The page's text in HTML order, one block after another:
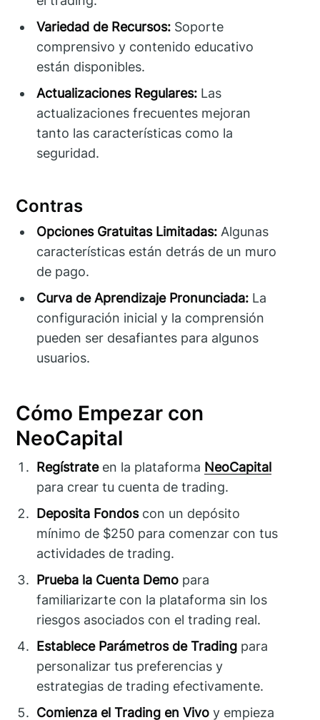
Variedad de Recursos: Soporte
comprensivo y contenido educativo
están disponibles.
Actualizaciones Regulares: Las
actualizaciones frecuentes mejoran
tanto las características como la
seguridad.
Contras
Opciones Gratuitas Limitadas: Algunas
características están detrás de un muro
de pago.
Curva de Aprendizaje Pronunciada: La
configuración inicial y la comprensión
pueden ser desafiantes para algunos
usuarios.
Cómo Empezar con
NeoCapital
Regístrateen la plataforma NeoCapital
para crear tu cuenta de trading.
Deposita Fondoscon un depósito
mínimo de $250 para comenzar con tus
actividades de trading.
Prueba la Cuenta Demo para
familiarizarte con la plataforma sin los
riesgos asociados con el trading real.
Establece Parámetros de Trading para
personalizar tus preferencias y
estrategias de trading efectivamente.
Comienza el Trading en Vivo y empieza